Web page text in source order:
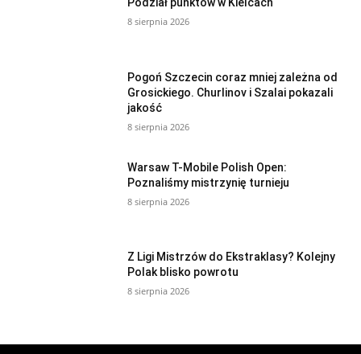
Podział punktów w Kielcach
8 sierpnia 2026
Pogoń Szczecin coraz mniej zależna od
Grosickiego. Churlinov i Szalai pokazali
jakość
8 sierpnia 2026
Warsaw T-Mobile Polish Open:
Poznaliśmy mistrzynię turnieju
8 sierpnia 2026
Z Ligi Mistrzów do Ekstraklasy? Kolejny
Polak blisko powrotu
8 sierpnia 2026